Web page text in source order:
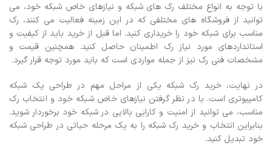
با توجه به انواع مختلف رک های شبکه و نیازهای خاص شبکه خود، می
توانید از فروشگاه های مختلفی که در این زمینه فعالیت می کنند، رک
مناسب برای شبکه خود را خریداری کنید. اما قبل از خرید باید از کیفیت و
استانداردهای مورد نیاز رک اطمینان حاصل کنید. همچنین قیمت و
مشخصات فنی رک نیز از جمله مواردی است که باید مورد توجه قرار گیرد.
در نهایت، خرید رک شبکه یکی از مراحل مهم در طراحی یک شبکه
کامپیوتری است. با در نظر گرفتن نیازهای خاص شبکه خود و انتخاب رک
مناسب، می توانید از امنیت و کارایی بالایی در شبکه خود برخوردار شوید.
بنابراین انتخاب و خرید رک شبکه را به یک مرحله حیاتی در طراحی شبکه
خود تبدیل کنید.